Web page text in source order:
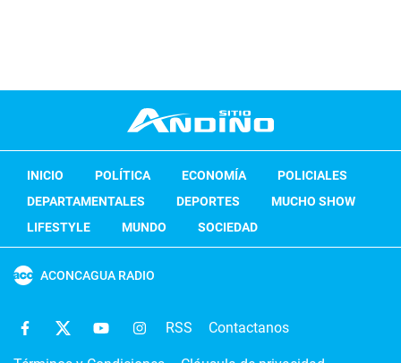
INICIO POLÍTICA ECONOMÍA
POLICIALES
DEPARTAMENTALES
DEPORTES
MUCHO SHOW
LIFESTYLE
MUNDO SOCIEDAD
ACONCAGUA RADIO
RSS Contactanos